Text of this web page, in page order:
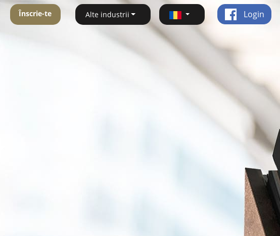
Înscrie-te Alte industrii Login